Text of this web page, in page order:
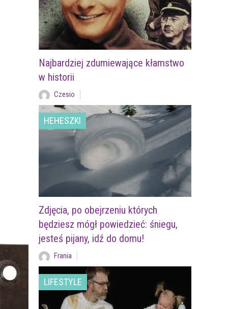
Najbardziej zdumiewające kłamstwo
w historii
Czesio
HEHESZKI
Zdjęcia, po obejrzeniu których
będziesz mógł powiedzieć: śniegu,
jesteś pijany, idź do domu!
Frania
LIFESTYLE